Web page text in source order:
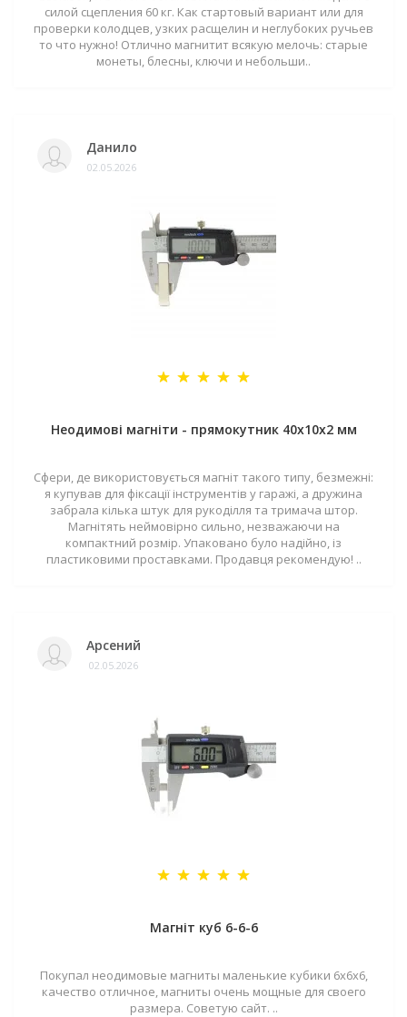
силой сцепления 60 кг. Как стартовый вариант или для
проверки колодцев, узких расщелин и неглубоких ручьев
то что нужно! Отлично магнитит всякую мелочь: старые
монеты, блесны, ключи и небольши..
Данило
02.05.2026
Неодимові магніти - прямокутник 40x10x2 мм
Сфери, де використовується магніт такого типу, безмежні:
я купував для фіксації інструментів у гаражі, а дружина
забрала кілька штук для рукоділля та тримача штор.
Магнітять неймовірно сильно, незважаючи на
компактний розмір. Упаковано було надійно, із
пластиковими проставками. Продавця рекомендую! ..
Арсений
02.05.2026
Магніт куб 6-6-6
Покупал неодимовые магниты маленькие кубики 6х6х6,
качество отличное, магниты очень мощные для своего
размера. Советую сайт. ..